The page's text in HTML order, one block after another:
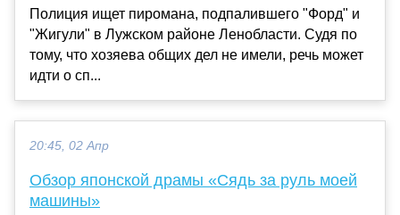
Полиция ищет пиромана, подпалившего "Форд" и
"Жигули" в Лужском районе Ленобласти. Судя по
тому, что хозяева общих дел не имели, речь может
идти о сп...
20:45, 02 Апр
Обзор японской драмы «Сядь за руль моей
машины»